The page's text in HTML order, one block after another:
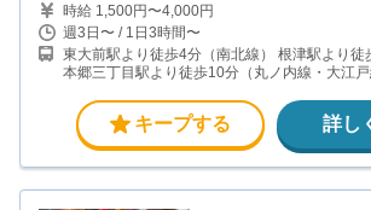
時給 1,500円〜4,000円
週3日〜 / 1日3時間〜
東大前駅より徒歩4分（南北線） 根津駅より徒
本郷三丁目駅より徒歩10分（丸ノ内線・大江
キープする 詳し